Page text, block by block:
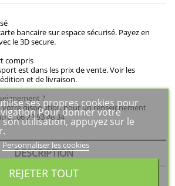
bancaire sur espace sécurisé. Payez en
le 3D secure.
compris
est dans les prix de vente. Voir les
et de livraison.
?
votre disposition pour un renseignement
: 06 27 83 48 34
DESCRIPTION
DÉTAILS DU PRODUIT
ses propres cookies pour
Pour donner votre
utilisation, appuyez sur le
Personnaliser les cookies
REJETER TOUT